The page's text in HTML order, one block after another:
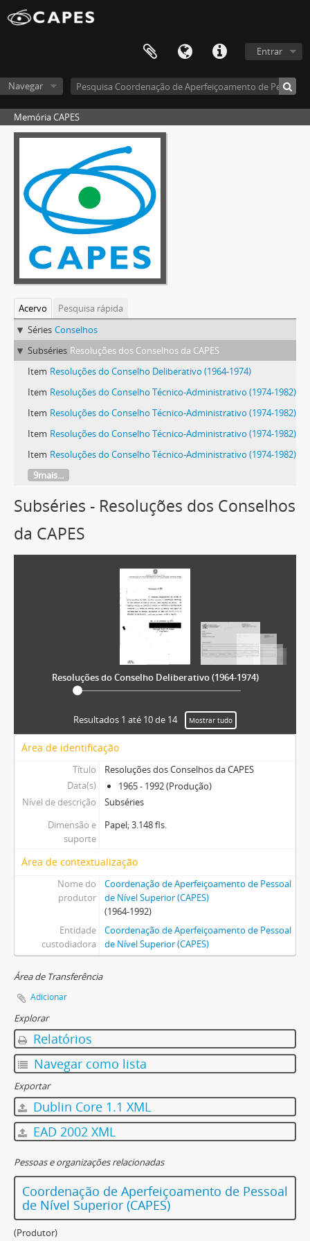
Entrar
Navegar
Memória CAPES
Acervo
Pesquisa rápida
Séries Conselhos
Subséries Resoluções dos Conselhos da CAPES
Item Resoluções do Conselho Deliberativo (1964-1974)
Item Resoluções do Conselho Técnico-Administrativo (1974-1982)
Item Resoluções do Conselho Técnico-Administrativo (1974-1982)
Item Resoluções do Conselho Técnico-Administrativo (1974-1982)
Item Resoluções do Conselho Técnico-Administrativo (1974-1982)
9mais...
Subséries - Resoluções dos Conselhos
da CAPES
Resoluções do Conselho Deliberativo (1964-1974)
Resultados 1 até 10 de 14 Mostrar tudo
Área de identificação
Título
Resoluções dos Conselhos da CAPES
Data(s)
1965 - 1992 (Produção)
Nível de descrição
Subséries
Dimensão e
suporte
Papel; 3.148 fls.
Área de contextualização
Nome do
produtor
Coordenação de Aperfeiçoamento de Pessoal
de Nível Superior (CAPES)
(1964-1992)
Entidade
custodiadora
Coordenação de Aperfeiçoamento de Pessoal
de Nível Superior (CAPES)
Área de Transferência
Adicionar
Explorar
Relatórios
Navegar como lista
Exportar
Dublin Core 1.1 XML
EAD 2002 XML
Pessoas e organizações relacionadas
Coordenação de Aperfeiçoamento de Pessoal
de Nível Superior (CAPES)
(Produtor)